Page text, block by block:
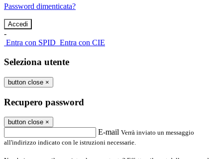
Password dimenticata?
-
Entra con SPID Entra con CIE
Seleziona utente
button close ×
Recupero password
button close ×
E-mail Verrà inviato un messaggio
all'indirizzo indicato con le istruzioni necessarie.